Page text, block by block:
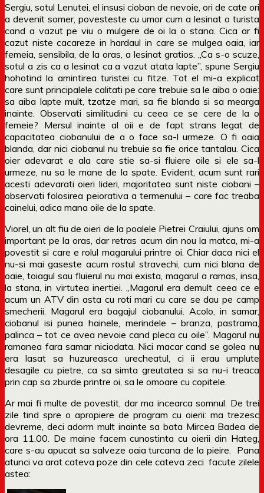
Sergiu, sotul Lenutei, el insusi cioban de nevoie, ori de cate ori
a devenit somer, povesteste cu umor cum a lesinat o turista
cand a vazut pe viu o mulgere de oi la o stana. Cica ar fi
cazut niste cacareze in hardaul in care se mulgea oaia, iar
femeia, sensibila, de la oras, a lesinat gratios. „Ca s-o scuze,
sotul a zis ca a lesinat ca a vazut atata lapte”, spune Sergiu
hohotind la amintirea turistei cu fitze. Tot el mi-a explicat
care sunt principalele calitati pe care trebuie sa le aiba o oaie:
sa aiba lapte mult, tzatze mari, sa fie blanda si sa mearga
inainte. Observati similitudini cu ceea ce se cere de la o
femeie? Mersul inainte al oii e de fapt strans legat de
capacitatea ciobanului de a o face sa-l urmeze. O fi oaia
blanda, dar nici ciobanul nu trebuie sa fie orice tantalau. Cica
oier adevarat e ala care stie sa-si fluiere oile si ele sa-l
urmeze, nu sa le mane de la spate. Evident, acum sunt rari
acesti adevarati oieri lideri, majoritatea sunt niste ciobani –
observati folosirea peiorativa a termenului – care fac treaba
cainelui, adica mana oile de la spate.
Viorel, un alt fiu de oieri de la poalele Pietrei Craiului, ajuns om
important pe la oras, dar retras acum din nou la matca, mi-a
povestit si care e rolul magarului printre oi. Chiar daca nici el
nu-si mai gaseste acum rostul stravechi, cum nici blana de
oaie, toiagul sau fluierul nu mai exista, magarul a ramas, insa,
la stana, in virtutea inertiei. „Magarul era demult ceea ce e
acum un ATV din asta cu roti mari cu care se dau pe camp
smecherii. Magarul era bagajul ciobanului. Acolo, in samar,
ciobanul isi punea hainele, merindele – branza, pastrama,
palinca – tot ce avea nevoie cand pleca cu oile”. Magarul nu
ramanea fara samar niciodata. Nici macar cand se golea nu
era lasat sa huzureasca urecheatul, ci ii erau umplute
desagile cu pietre, ca sa simta greutatea si sa nu-i treaca
prin cap sa zburde printre oi, sa le omoare cu copitele.
Ar mai fi multe de povestit, dar ma incearca somnul. De trei
zile tind spre o apropiere de program cu oierii: ma trezesc
devreme, deci adorm mult inainte sa bata Mircea Badea de
ora 11.00. De maine facem cunostinta cu oierii din Hateg,
care s-au apucat sa salveze oaia turcana de la pieire. Pana
atunci va arat cateva poze din cele cateva zeci facute zilele
astea: